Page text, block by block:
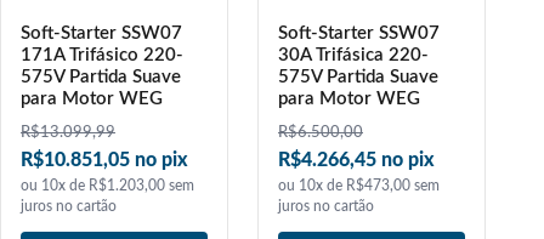
Soft-Starter SSW07
171A Trifásico 220-
575V Partida Suave
para Motor WEG
R$13.099,99
R$10.851,05 no pix
ou 10x de R$1.203,00 sem
juros no cartão
Soft-Starter SSW07
30A Trifásica 220-
575V Partida Suave
para Motor WEG
R$6.500,00
R$4.266,45 no pix
ou 10x de R$473,00 sem
juros no cartão